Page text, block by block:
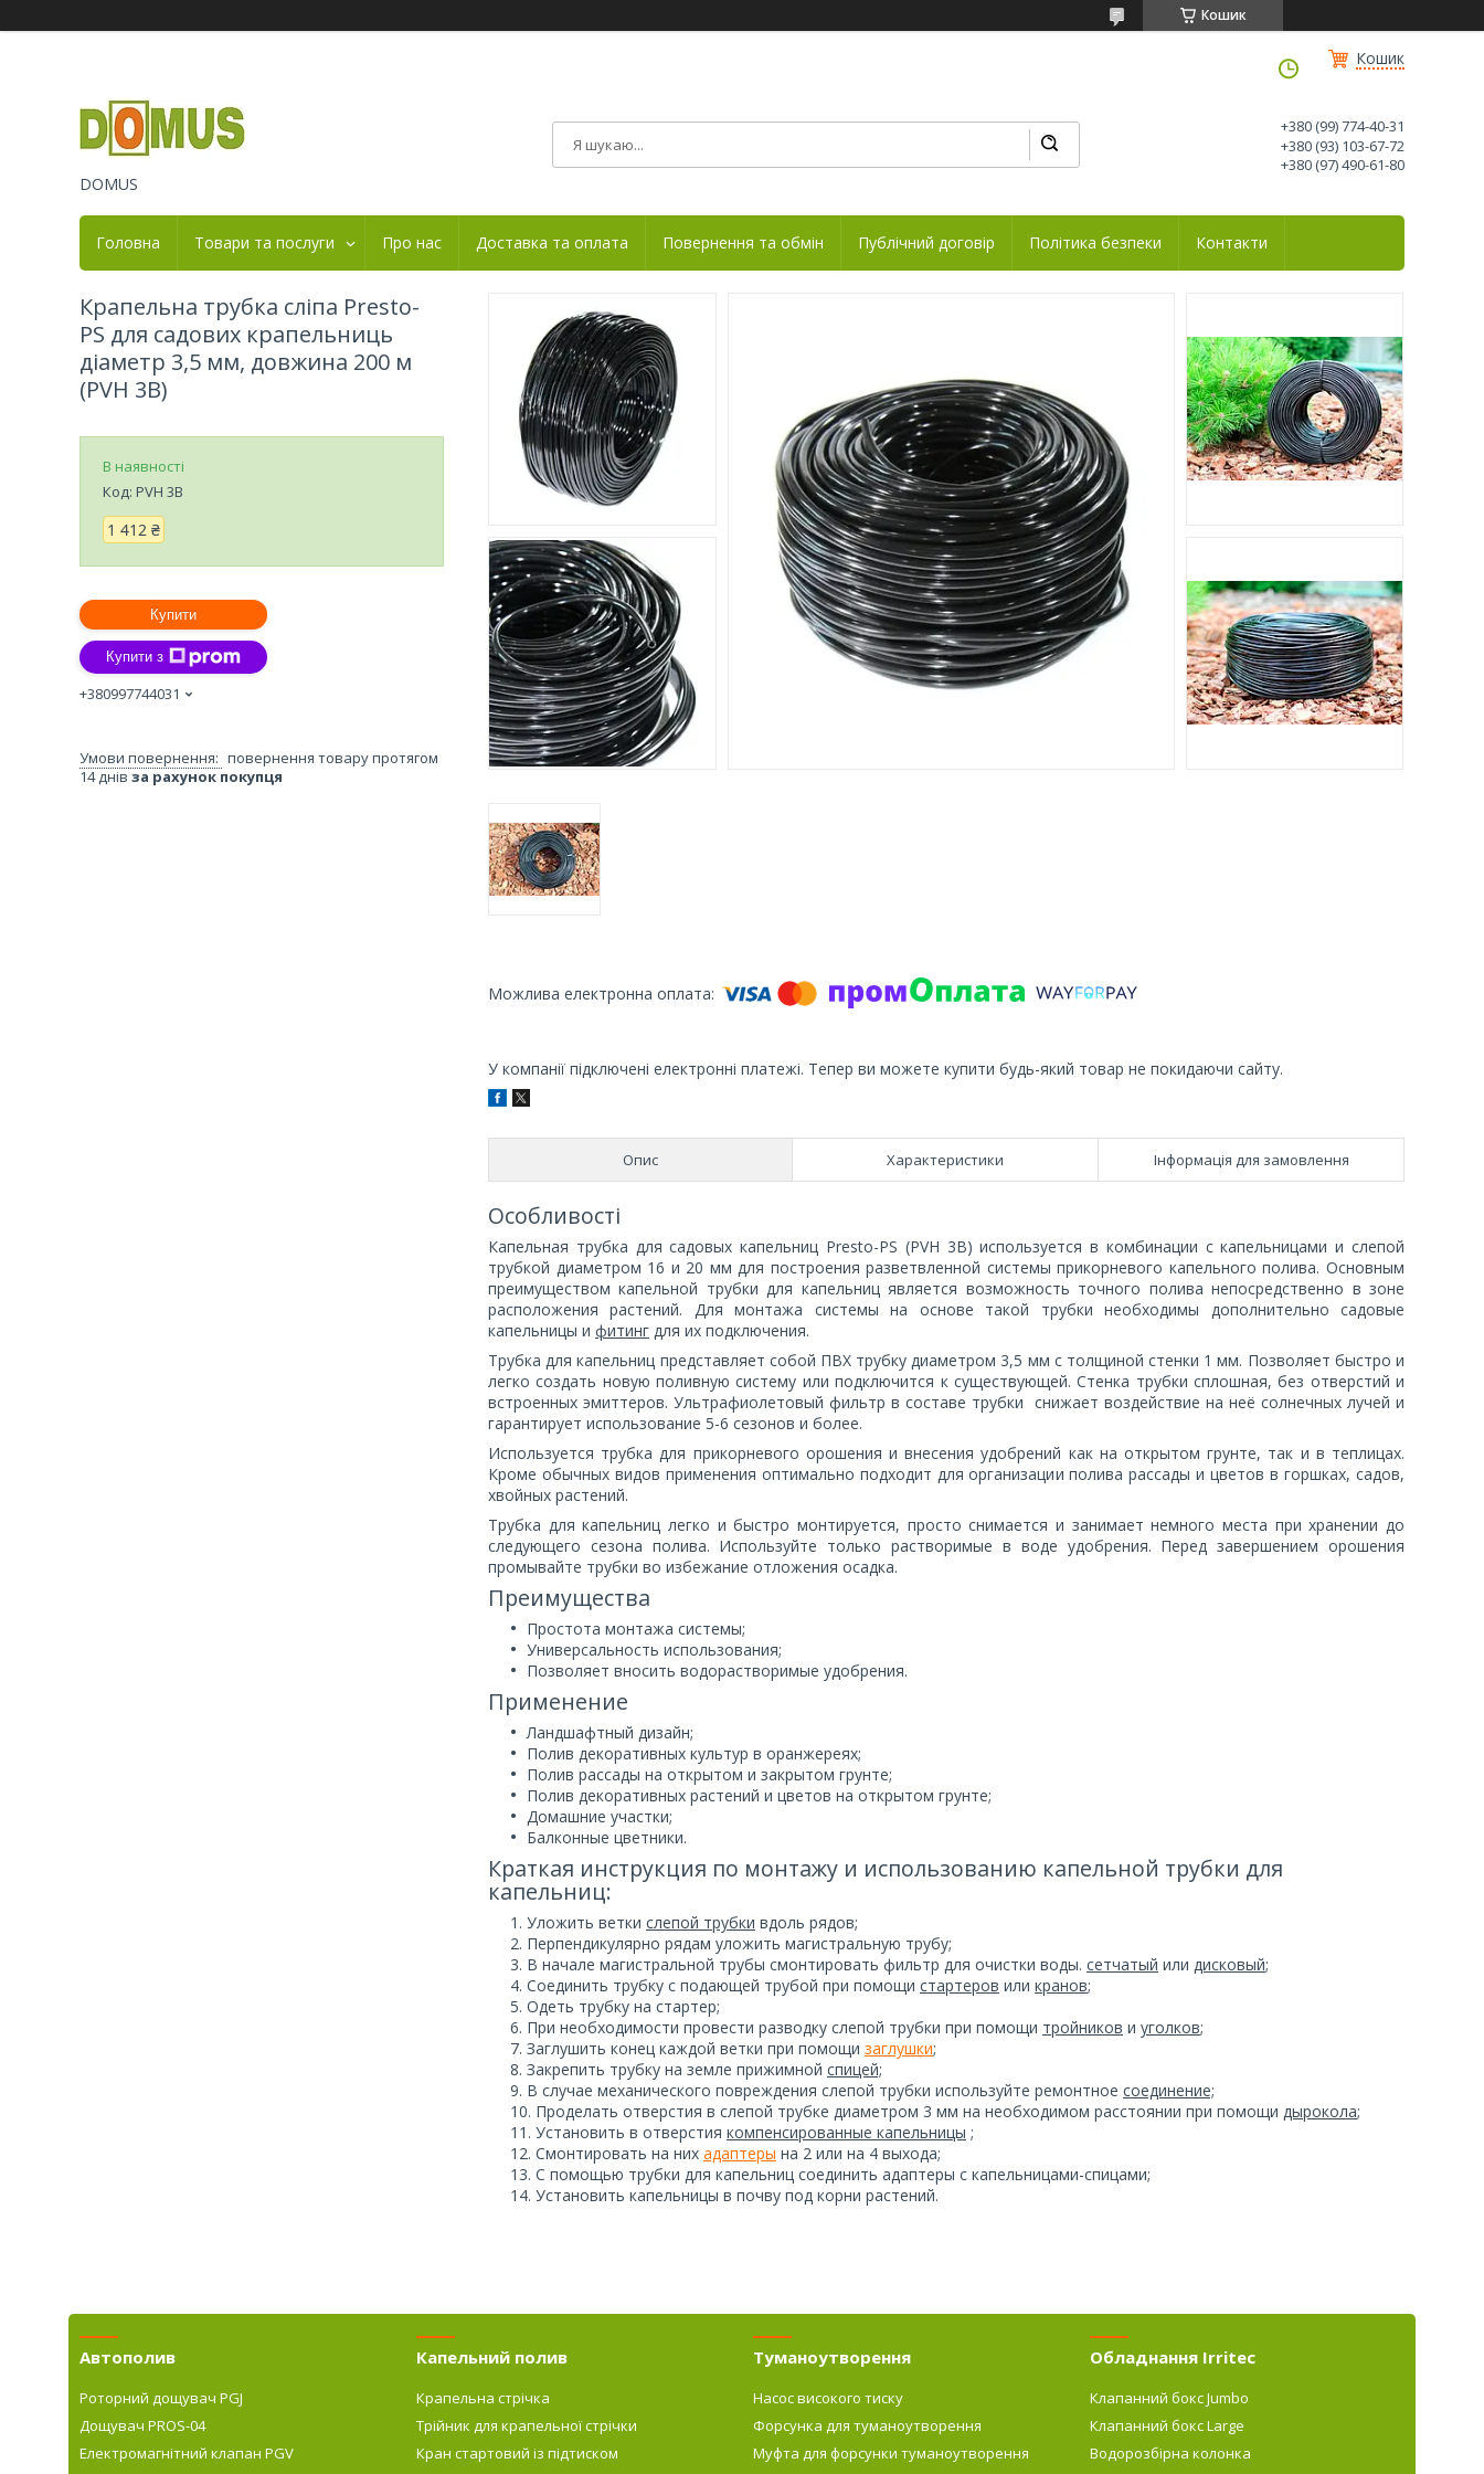
Кошик
Кошик
DOMUS
+380 (99) 774-40-31
+380 (93) 103-67-72
+380 (97) 490-61-80
Головна Товари та послуги Про нас Доставка та оплата Повернення та обмін Публічний договір Політика безпеки Контакти
У компанії підключені електронні платежі. Тепер ви можете купити будь-який товар не покидаючи сайту.
Опис Характеристики Інформація для замовлення
Особливості
Капельная трубка для садовых капельниц Presto-PS (PVH 3B) используется в комбинации с капельницами и слепой
трубкой диаметром 16 и 20 мм для построения разветвленной системы прикорневого капельного полива. Основным
преимуществом капельной трубки для капельниц является возможность точного полива непосредственно в зоне
расположения растений. Для монтажа системы на основе такой трубки необходимы дополнительно садовые
капельницы и фитинг для их подключения.
Трубка для капельниц представляет собой ПВХ трубку диаметром 3,5 мм с толщиной стенки 1 мм. Позволяет быстро и
легко создать новую поливную систему или подключится к существующей. Стенка трубки сплошная, без отверстий и
встроенных эмиттеров. Ультрафиолетовый фильтр в составе трубки снижает воздействие на неё солнечных лучей и
гарантирует использование 5-6 сезонов и более.
Используется трубка для прикорневого орошения и внесения удобрений как на открытом грунте, так и в теплицах.
Кроме обычных видов применения оптимально подходит для организации полива рассады и цветов в горшках, садов,
хвойных растений.
Трубка для капельниц легко и быстро монтируется, просто снимается и занимает немного места при хранении до
следующего сезона полива. Используйте только растворимые в воде удобрения. Перед завершением орошения
промывайте трубки во избежание отложения осадка.
Преимущества
Простота монтажа системы;
Универсальность использования;
Позволяет вносить водорастворимые удобрения.
Применение
Ландшафтный дизайн;
Полив декоративных культур в оранжереях;
Полив рассады на открытом и закрытом грунте;
Полив декоративных растений и цветов на открытом грунте;
Домашние участки;
Балконные цветники.
Краткая инструкция по монтажу и использованию капельной трубки для
капельниц:
Уложить ветки слепой трубки вдоль рядов;
Перпендикулярно рядам уложить магистральную трубу;
В начале магистральной трубы смонтировать фильтр для очистки воды. сетчатый или дисковый;
Соединить трубку с подающей трубой при помощи стартеров или кранов;
Одеть трубку на стартер;
При необходимости провести разводку слепой трубки при помощи тройников и уголков;
Заглушить конец каждой ветки при помощи заглушки;
Закрепить трубку на земле прижимной спицей;
В случае механического повреждения слепой трубки используйте ремонтное соединение;
Проделать отверстия в слепой трубке диаметром 3 мм на необходимом расстоянии при помощи дырокола;
Установить в отверстия компенсированные капельницы ;
Смонтировать на них адаптеры на 2 или на 4 выхода;
С помощью трубки для капельниц соединить адаптеры с капельницами-спицами;
Установить капельницы в почву под корни растений.
Крапельна трубка сліпа Presto-
PS для садових крапельниць
діаметр 3,5 мм, довжина 200 м
(PVH 3B)
В наявності
Код: PVH 3B
1 412 ₴
Купити
Купити з
+380997744031
повернення товару протягом
14 днів за рахунок покупця
Автополив
Роторний дощувач PGJ
Дощувач PROS-04
Електромагнітний клапан PGV
Капельний полив
Крапельна стрічка
Трійник для крапельної стрічки
Кран стартовий із підтиском
Туманоутворення
Насос високого тиску
Форсунка для туманоутворення
Муфта для форсунки туманоутворення
Обладнання Irritec
Клапанний бокс Jumbo
Клапанний бокс Large
Водорозбірна колонка